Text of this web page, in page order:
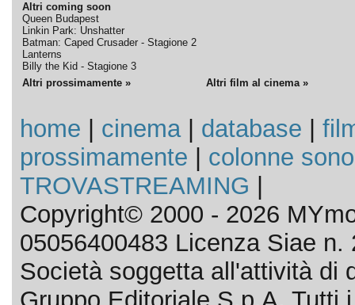
Altri coming soon
Queen Budapest
Linkin Park: Unshatter
Batman: Caped Crusader - Stagione 2
Lanterns
Billy the Kid - Stagione 3
Altri prossimamente » Altri film al cinema »
home cinema| database
prossimamente
colonne
TROVASTREAMING
Copyright© 2000 - 2026
05056400483 Licenza Siae n.
Società soggetta all'attività di